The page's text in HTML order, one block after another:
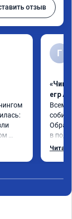
отзыв
Г
«Чип
егр
Всем
в